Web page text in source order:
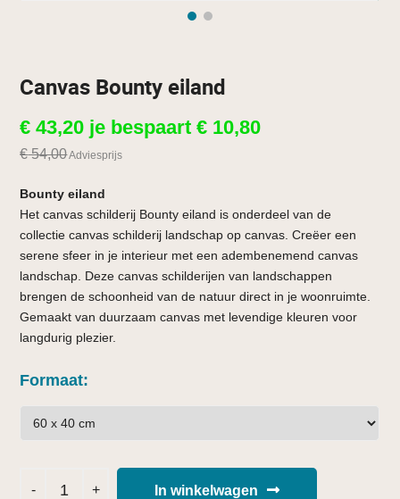
Canvas Bounty eiland
€ 43,20 je bespaart€ 10,80
€54,00Adviesprijs
Bounty eiland
Het canvas schilderij Bounty eiland is onderdeel van de
collectie canvas schilderij landschap op canvas. Creëer een
serene sfeer in je interieur met een adembenemend canvas
landschap. Deze canvas schilderijen van landschappen
brengen de schoonheid van de natuur direct in je woonruimte.
Gemaakt van duurzaam canvas met levendige kleuren voor
langdurig plezier.
Formaat
In winkelwagen